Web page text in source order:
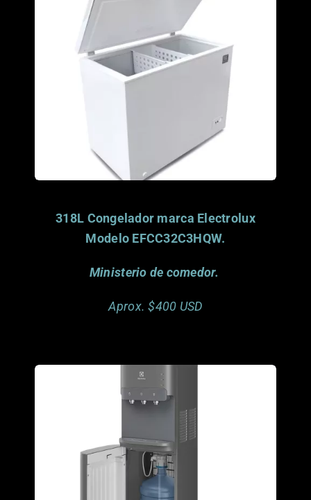
Este artículo ya fue
donado por
Fdn. Granos de Arena. Medellin, COL
318L Congelador marca Electrolux
Modelo EFCC32C3HQW.
Ministerio de comedor.
Aprox. $400 USD
The Bryce Family. Coral Springs, FL